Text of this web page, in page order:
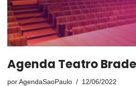
Agenda Teatro
por AgendaSaoPaulo 12/06/2022